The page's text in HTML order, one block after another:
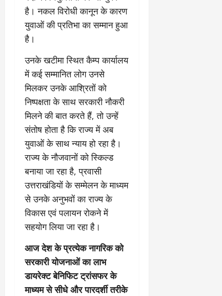
है। नकल विरोधी कानून के कारण
युवाओं की प्रतिभा का सम्मान हुआ
है।
उनके खटीमा स्थित कैम्प कार्यालय
में कई सम्मानित लोग उनसे
मिलकर उनके आश्रितों को
निष्पक्षता के साथ सरकारी नौकरी
मिलने की बात करते हैं, तो उन्हें
संतोष होता है कि राज्य में अब
युवाओं के साथ न्याय हो रहा है।
राज्य के नौजवानों को स्किल्ड
बनाया जा रहा है, प्रवासी
उत्तराखंडियों के सम्मेलन के माध्यम
से उनके अनुभवों का राज्य के
विकास एवं पलायन रोकने में
सहयोग लिया जा रहा है।
आज देश के प्रत्येक नागरिक को
सरकारी योजनाओं का लाभ
डायरेक्ट बेनिफिट ट्रांसफर के
माध्यम से सीधे और पारदर्शी तरीके